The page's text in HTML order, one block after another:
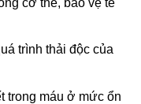
trình thải độc của
trong máu ở mức ổn